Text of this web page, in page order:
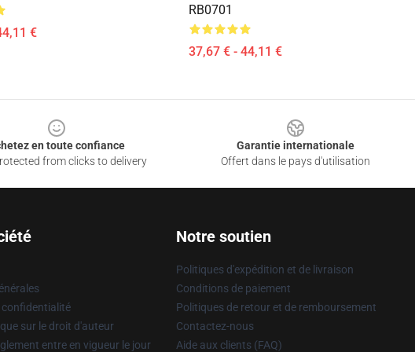
€
RB0701
37,67 € - 44,11 €
en toute confiance
from clicks to delivery
Garantie internationale
Offert dans le pays d'utilisation
confidentialité
sur le droit d'auteur
entre en vigueur le jour
Notre soutien
Politiques d'expédition et de livraison
Conditions de paiement
Politiques de retour et de remboursement
Contactez-nous
Aide aux clients (FAQ)